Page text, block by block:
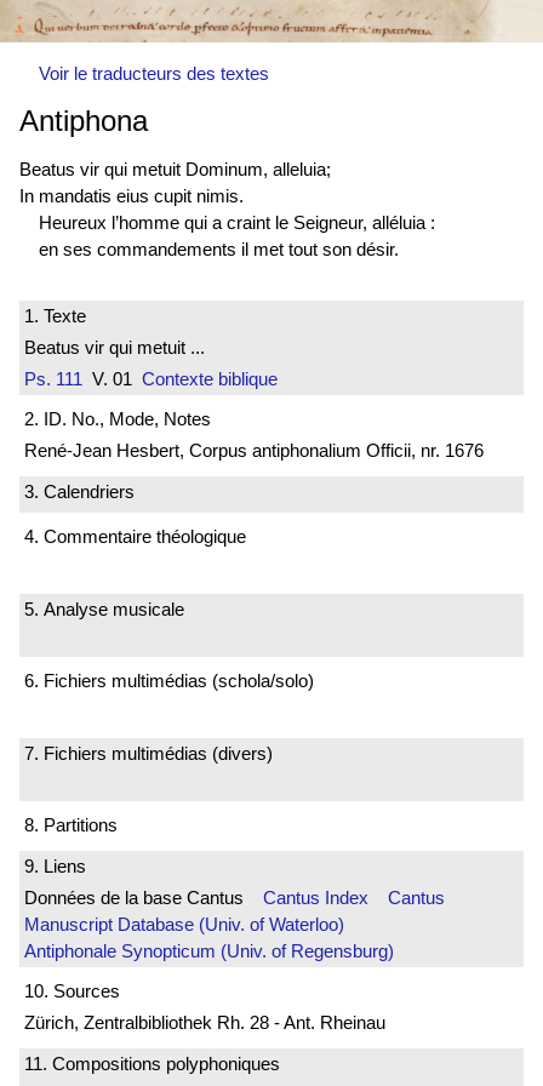
Voir le traducteurs des textes
Antiphona
Beatus vir qui metuit Dominum, alleluia;
In mandatis eius cupit nimis.
Heureux l’homme qui a craint le Seigneur, alléluia :
en ses commandements il met tout son désir.
1. Texte
Beatus vir qui metuit ...
Ps. 111 V. 01 Contexte biblique
2. ID. No., Mode, Notes
René-Jean Hesbert, Corpus antiphonalium Officii, nr. 1676
3. Calendriers
4. Commentaire théologique
5. Analyse musicale
6. Fichiers multimédias (schola/solo)
7. Fichiers multimédias (divers)
8. Partitions
9. Liens
Données de la base Cantus Cantus Index
Cantus
Manuscript Database (Univ. of Waterloo)
Antiphonale Synopticum (Univ. of Regensburg)
10. Sources
Zürich, Zentralbibliothek Rh. 28 - Ant. Rheinau
11. Compositions polyphoniques